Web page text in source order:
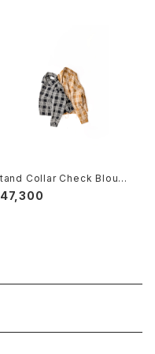
Collar Check Blouso